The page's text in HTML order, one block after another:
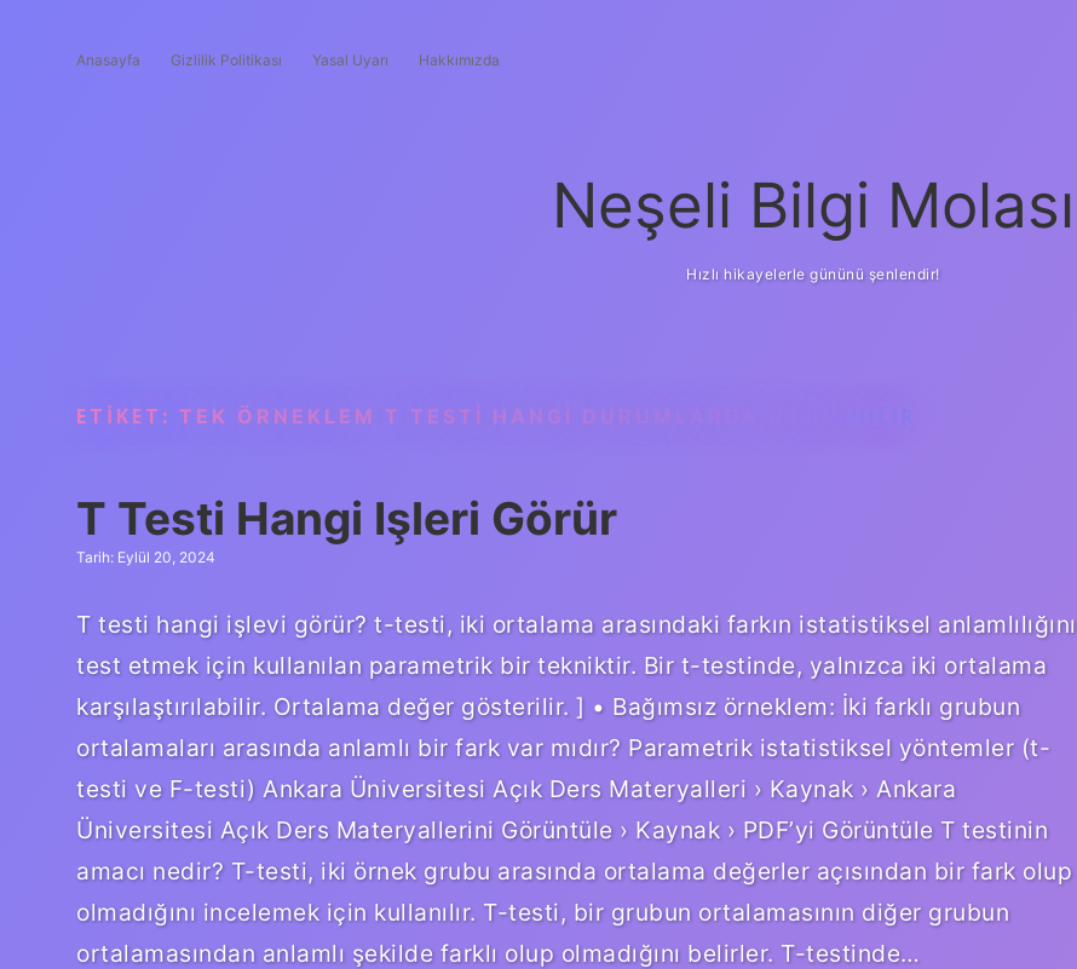
Anasayfa Gizlilik Politikası Yasal Uyarı Hakkımızda
Neşeli Bilgi Molası
Hızlı hikayelerle gününü şenlendir!
ETIKET: TEK ÖRNEKLEM T TESTI HANGI DURUMLARDA KULLANILIR
T Testi Hangi Işleri Görür
Tarih: Eylül 20, 2024
T testi hangi işlevi görür? t-testi, iki ortalama arasındaki farkın istatistiksel anlamlılığını
test etmek için kullanılan parametrik bir tekniktir. Bir t-testinde, yalnızca iki ortalama
karşılaştırılabilir. Ortalama değer gösterilir. ] • Bağımsız örneklem: İki farklı grubun
ortalamaları arasında anlamlı bir fark var mıdır? Parametrik istatistiksel yöntemler (t-
testi ve F-testi) Ankara Üniversitesi Açık Ders Materyalleri › Kaynak › Ankara
Üniversitesi Açık Ders Materyallerini Görüntüle › Kaynak › PDF’yi Görüntüle T testinin
amacı nedir? T-testi, iki örnek grubu arasında ortalama değerler açısından bir fark olup
olmadığını incelemek için kullanılır. T-testi, bir grubun ortalamasının diğer grubun
ortalamasından anlamlı şekilde farklı olup olmadığını belirler. T-testinde…